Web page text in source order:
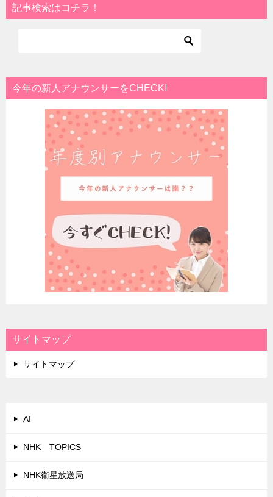
記事検索はコチラ！
今年の新人アナウンサーをCHECK!
サイトマップ
サイトマップ
AI
NHK TOPICS
NHK衛星放送局